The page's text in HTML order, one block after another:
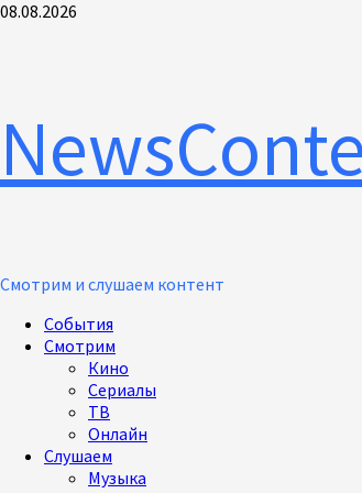
Перейти
08.08.2026
Смотрим и слушаем контент
Основное
меню
События
Смотрим
Кино
Сериалы
ТВ
Онлайн
Слушаем
Музыка